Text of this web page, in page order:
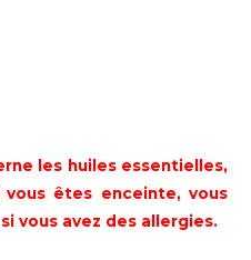
les huiles essentielles,
êtes enceinte, vous
vous avez des allergies.